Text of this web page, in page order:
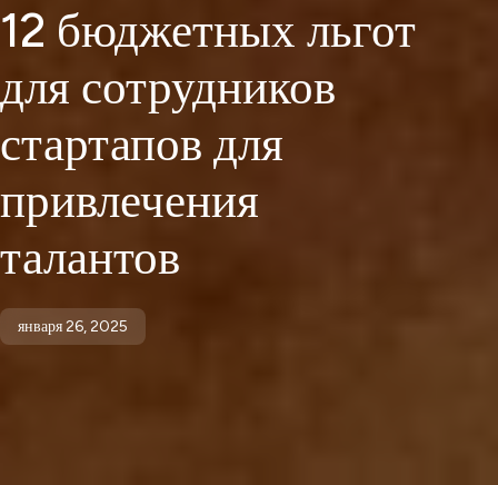
12 бюджетных льгот
для сотрудников
стартапов для
привлечения
талантов
января 26, 2025